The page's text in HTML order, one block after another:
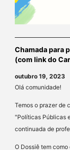
Chamada para
(com link do
outubro 19, 2023
Olá comunidade!
Temos o prazer de
"Políticas Públicas
continuada de
O Dossiê tem